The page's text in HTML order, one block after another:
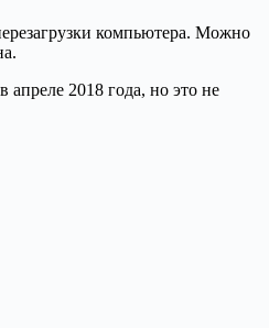
компьютера. Можно
2018 года, но это не